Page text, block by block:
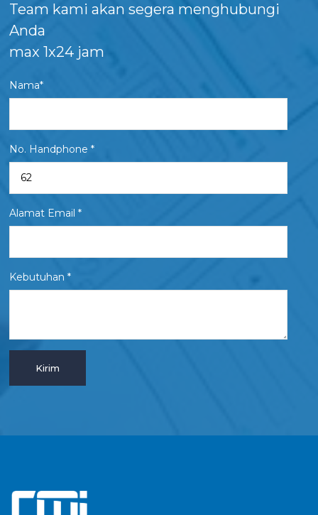
Team kami akan segera menghubungi
Anda
max 1x24 jam
Nama*
No. Handphone *
Alamat Email *
Kebutuhan *